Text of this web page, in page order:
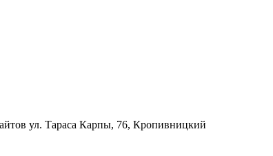
ул. Тараса Карпы, 76, Кропивницкий